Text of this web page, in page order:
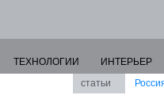
ТЕХНОЛОГИИ
ИНТЕРЬЕР
статьи